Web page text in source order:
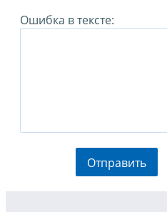
Ошибка в тексте:
Отправить